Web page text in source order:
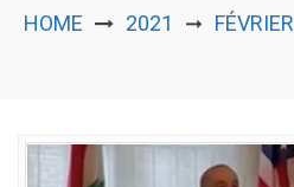
HOME 2021 ➞ FÉVRIER